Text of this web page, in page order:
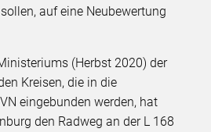
auf eine Neubewertung
(Herbst 2020) der
Kreisen, die in die
eingebunden werden, hat
den Radweg an der L 168